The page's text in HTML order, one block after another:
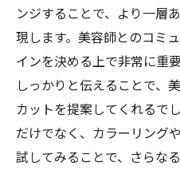
ンジすることで、より一層
現します。美容師とのコミ
インを決める上で非常に重
しっかりと伝えることで、
カットを提案してくれるで
だけでなく、カラーリング
試してみることで、さらな